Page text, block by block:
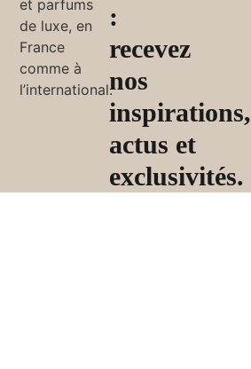
:
recevez
nos
inspirations,
actus et
exclusivités.